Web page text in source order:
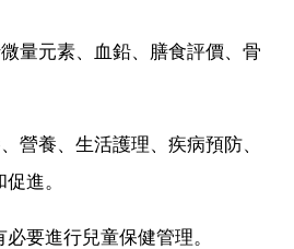
量元素、血鉛、膳食評價、骨
營養、生活護理、疾病預防、
進。
要進行兒童保健管理。